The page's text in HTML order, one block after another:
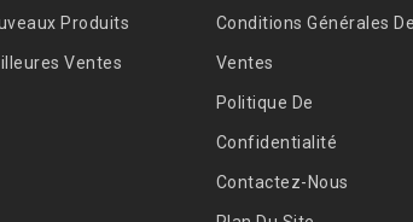
Produits
Ventes
Conditions Générales De
Ventes
Politique De
Confidentialité
Contactez-Nous